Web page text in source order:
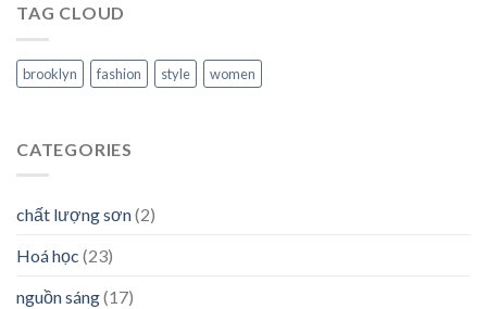
TAG CLOUD
brooklyn fashion style women
CATEGORIES
chất lượng sơn(2)
Hoá học (23)
nguồn sáng(17)